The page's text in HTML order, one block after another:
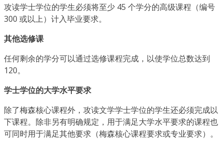
攻读学士学位的学生必须将至少 45 个学分的高级课程（编号
300 或以上）计入毕业要求。
其他选修课
任何剩余的学分可以通过选修课程完成，以使学位总数达到
120。
学士学位的大学水平要求
除了梅森核心课程外，攻读文学学士学位的学生还必须完成以
下课程。除非另有明确规定，用于满足大学水平要求的课程也
可同时用于满足其他要求（梅森核心课程要求或专业要求）。